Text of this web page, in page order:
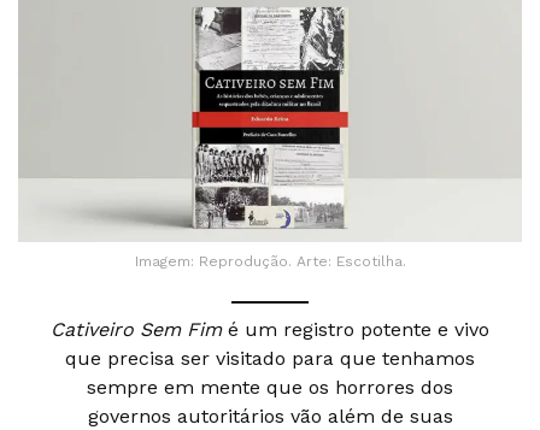
Imagem: Reprodução. Arte: Escotilha.
Cativeiro Sem Fimé um registro potente e vivo
que precisa ser visitado para que tenhamos
sempre em mente que os horrores dos
governos autoritários vão além de suas